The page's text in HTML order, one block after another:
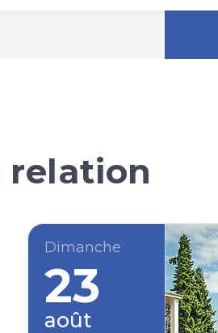
relation
Dimanche
23
août